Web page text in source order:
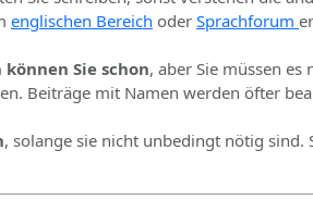
englischen Bereich oder Sprachforum
Sie schon, aber Sie müssen
Beiträge mit Namen werden öfter
, solange sie nicht unbedingt nötig sind.